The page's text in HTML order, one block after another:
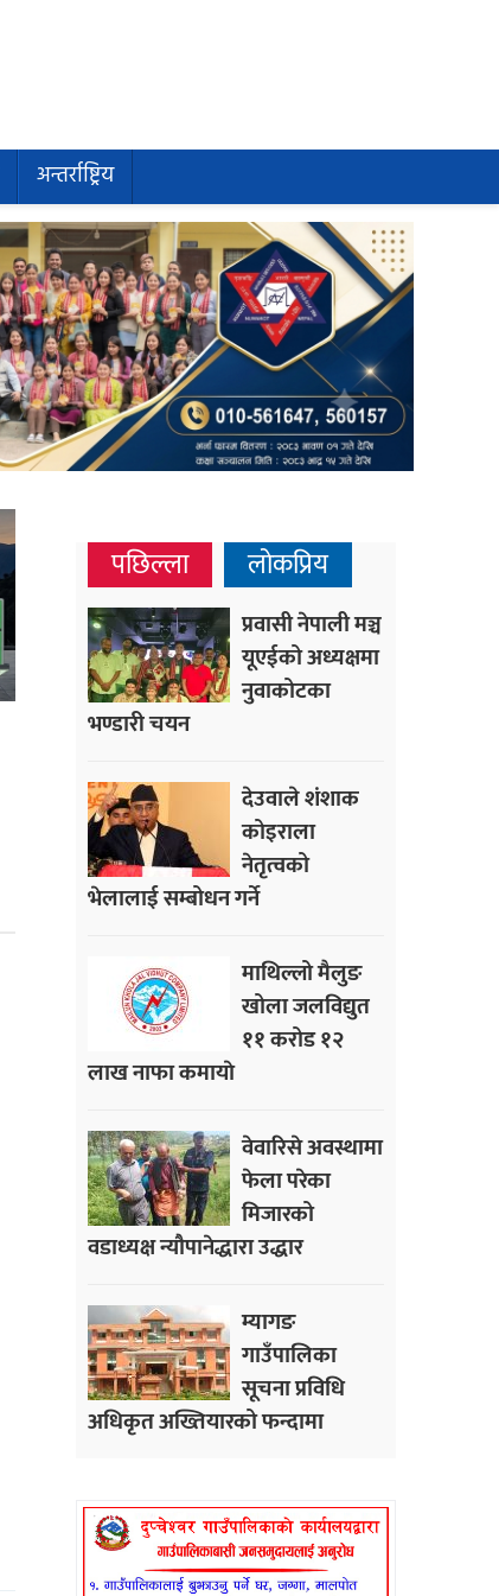
अन्तर्राष्ट्रिय
पछिल्ला लोकप्रिय
प्रवासी नेपाली मञ्च
यूएईको अध्यक्षमा
नुवाकोटका
भण्डारी चयन
देउवाले शंशाक
कोइराला
नेतृत्वको
भेलालाई सम्बोधन गर्ने
माथिल्लो मैलुङ
खोला जलविद्युत
११ करोड १२
लाख नाफा कमायाे
वेवारिसे अवस्थामा
फेला परेका
मिजारको
वडाध्यक्ष न्यौपानेद्धारा उद्धार
म्यागङ
गाउँपालिका
सूचना प्रविधि
अधिकृत अख्तियारको फन्दामा